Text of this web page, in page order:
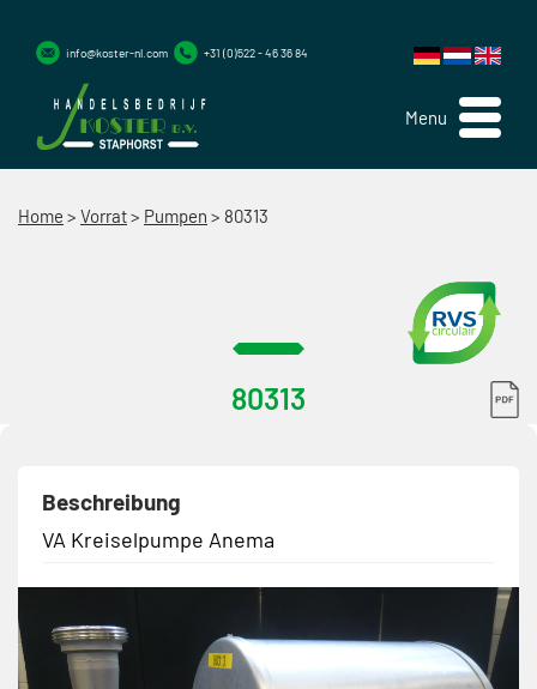
Menu
info@koster-nl.com +31 (0)522 - 46 36 84
Home > Vorrat> Pumpen > 80313
80313
Beschreibung
VA Kreiselpumpe Anema